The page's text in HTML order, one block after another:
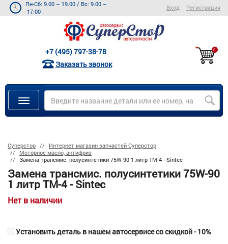
Пн-Сб: 9.00 – 19.00 / Вс: 9.00 –
17.00
Вход Регистрация
+7 (495) 797-38-78
Заказать звонок
0
Суперстор
Интернет магазин запчастей Суперстор
Моторное масло, антифриз
Замена трансмис. полусинтетики 75W-90 1 литр ТМ-4 - Sintec
Замена трансмис. полусинтетики 75W-90
1 литр ТМ-4 - Sintec
Нет в наличии
Установить деталь в нашем автосервисе со скидкой - 10%